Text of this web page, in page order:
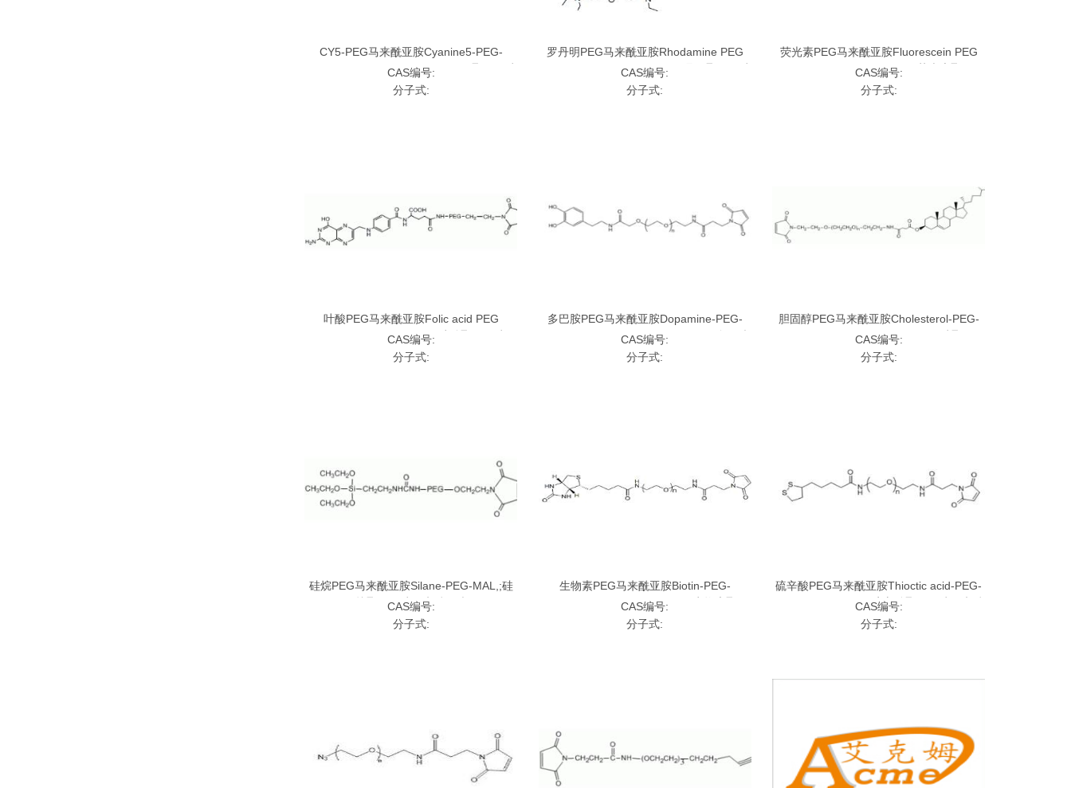
CY5-PEG马来酰亚胺Cyanine5-PEG-
Maleimide, CY5-PEG-MAL,;CY5-聚乙二醇
马来酰亚胺
CAS编号:
分子式:
罗丹明PEG马来酰亚胺Rhodamine PEG
Maleimide, RB-PEG-MAL,;罗丹明聚乙二醇
马来酰亚胺
CAS编号:
分子式:
荧光素PEG马来酰亚胺Fluorescein PEG
Maleimide, FITC-PEG-MAL,;荧光素聚乙二
醇马来酰亚胺
CAS编号:
分子式:
叶酸PEG马来酰亚胺Folic acid PEG
Maleimide, FA-PEG-MAL,;叶酸聚乙二醇马
来酰亚胺
CAS编号:
分子式:
多巴胺PEG马来酰亚胺Dopamine-PEG-
Maleimide，Dopamine-PEG-MAL,;多巴胺
聚乙二醇马来酰亚胺
CAS编号:
分子式:
胆固醇PEG马来酰亚胺Cholesterol-PEG-
Maleimide，CLS-PEG-MAL,;胆固醇聚乙二
醇马来酰亚胺
CAS编号:
分子式:
硅烷PEG马来酰亚胺Silane-PEG-MAL,;硅
烷聚乙二醇马来酰亚胺
CAS编号:
分子式:
生物素PEG马来酰亚胺Biotin-PEG-
Maleimide，Biotin-PEG-MAL,;生物素聚乙
二醇马来酰亚胺
CAS编号:
分子式:
硫辛酸PEG马来酰亚胺Thioctic acid-PEG-
MAL,LA-PEG-MAL;硫辛酸聚乙二醇马来酰
亚胺
CAS编号:
分子式: